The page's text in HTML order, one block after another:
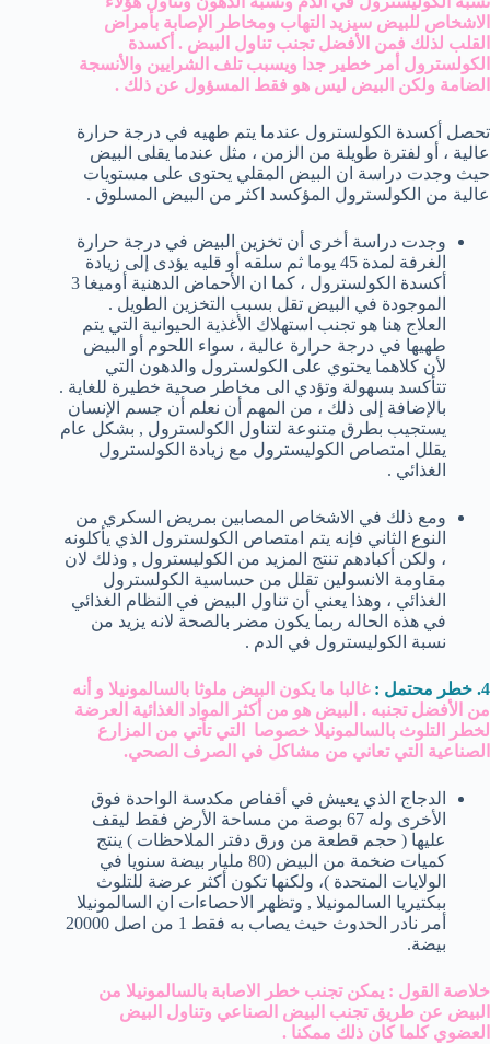
الاشخاص للبيض سيزيد التهاب ومخاطر الإصابة بأمراض
القلب لذلك فمن الأفضل تجنب تناول البيض . أكسدة
الكولسترول أمر خطير جدا ويسبب تلف الشرايين والأنسجة
الضامة ولكن البيض ليس هو فقط المسؤول عن ذلك .
تحصل أكسدة الكولسترول عندما يتم طهيه في درجة حرارة
عالية ، أو لفترة طويلة من الزمن ، مثل عندما يقلى البيض
حيث وجدت دراسة ان البيض المقلي يحتوى على مستويات
عالية من الكولسترول المؤكسد اكثر من البيض المسلوق .
وجدت دراسة أخرى أن تخزين البيض في درجة حرارة
الغرفة لمدة 45 يوما ثم سلقه أو قليه يؤدى إلى زيادة
أكسدة الكولسترول ، كما ان الأحماض الدهنية أوميغا 3
الموجودة في البيض تقل بسبب التخزين الطويل .
العلاج هنا هو تجنب استهلاك الأغذية الحيوانية التي يتم
طهيها في درجة حرارة عالية ، سواء اللحوم أو البيض
لأن كلاهما يحتوي على الكولسترول والدهون التي
تتأكسد بسهولة وتؤدي الى مخاطر صحية خطيرة للغاية .
بالإضافة إلى ذلك ، من المهم أن نعلم أن جسم الإنسان
يستجيب بطرق متنوعة لتناول الكولسترول , بشكل عام
يقلل امتصاص الكوليسترول مع زيادة الكولسترول
الغذائي .
ومع ذلك في الاشخاص المصابين بمريض السكري من
النوع الثاني فإنه يتم امتصاص الكولسترول الذي يأكلونه
، ولكن أكبادهم تنتج المزيد من الكوليسترول , وذلك لان
مقاومة الانسولين تقلل من حساسية الكولسترول
الغذائي ، وهذا يعني أن تناول البيض في النظام الغذائي
في هذه الحاله ربما يكون مضر بالصحة لانه يزيد من
نسبة الكوليسترول في الدم .
4. خطر محتمل :
غالبا ما يكون البيض ملوثا بالسالمونيلا و أنه
من الأفضل تجنبه . البيض هو من أكثر المواد الغذائية العرضة
لخطر التلوث بالسالمونيلا خصوصا التي تأتي من المزارع
الصناعية التي تعاني من مشاكل في الصرف الصحي.
الدجاج الذي يعيش في أقفاص مكدسة الواحدة فوق
الأخرى وله 67 بوصة من مساحة الأرض فقط ليقف
عليها ( حجم قطعة من ورق دفتر الملاحظات ) ينتج
كميات ضخمة من البيض (80 مليار بيضة سنويا في
الولايات المتحدة )، ولكنها تكون أكثر عرضة للتلوث
ببكتيريا السالمونيلا , وتظهر الاحصاءات ان السالمونيلا
أمر نادر الحدوث حيث يصاب به فقط 1 من اصل 20000
بيضة.
خلاصة القول : يمكن تجنب خطر الاصابة بالسالمونيلا من
البيض عن طريق تجنب البيض الصناعي وتناول البيض
العضوي كلما كان ذلك ممكنا .